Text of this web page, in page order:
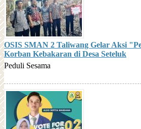
OSIS SMAN 2 Taliwang Gelar Aksi
Korban Kebakaran di Desa Seteluk
Peduli Sesama